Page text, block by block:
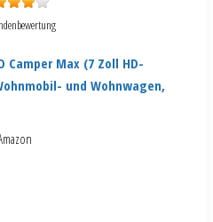
Camper Max (7 Zoll HD-
und Wohnwagen,